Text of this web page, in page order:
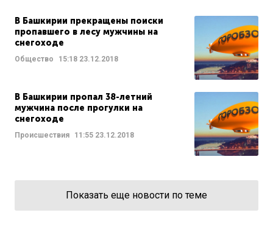
В Башкирии прекращены поиски
пропавшего в лесу мужчины на
снегоходе
Общество 15:18 23.12.2018
В Башкирии пропал 38-летний
мужчина после прогулки на
снегоходе
Происшествия 11:55 23.12.2018
Показать еще новости по теме